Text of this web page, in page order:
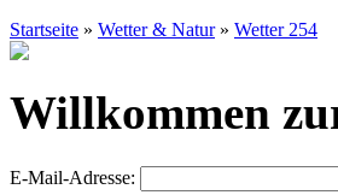
Startseite » Wetter & Natur» Wetter 254
Willkommen
E-Mail-Adresse: